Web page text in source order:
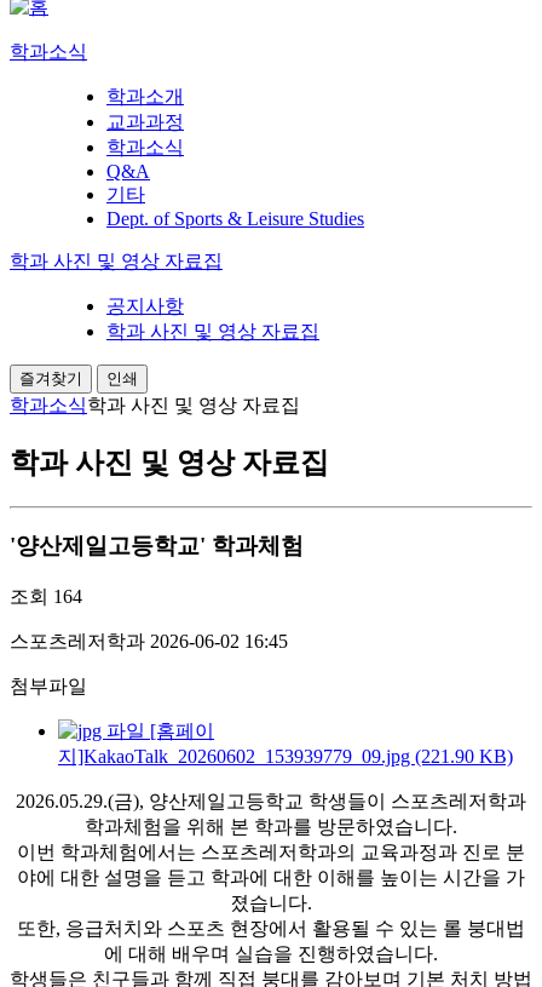
학과소식
학과소개
교과과정
학과소식
Q&A
기타
Dept. of Sports & Leisure Studies
학과 사진 및 영상 자료집
공지사항
학과 사진 및 영상 자료집
즐겨찾기 인쇄
학과소식학과 사진 및 영상 자료집
학과 사진 및 영상 자료집
'양산제일고등학교' 학과체험
조회 164
스포츠레저학과 2026-06-02 16:45
첨부파일
[홈페이
지]KakaoTalk_20260602_153939779_09.jpg (221.90 KB)
2026.05.29.(금), 양산제일고등학교 학생들이 스포츠레저학과
학과체험을 위해 본 학과를 방문하였습니다.
이번 학과체험에서는 스포츠레저학과의 교육과정과 진로 분
야에 대한 설명을 듣고 학과에 대한 이해를 높이는 시간을 가
졌습니다.
또한, 응급처치와 스포츠 현장에서 활용될 수 있는 롤 붕대법
에 대해 배우며 실습을 진행하였습니다.
학생들은 친구들과 함께 직접 붕대를 감아보며 기본 처치 방법